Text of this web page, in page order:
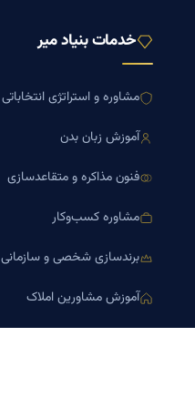
خدمات بنیاد میر
مشاوره و استراتژی انتخاباتی
آموزش زبان بدن
فنون مذاکره و متقاعدسازی
مشاوره کسب‌وکار
برندسازی شخصی و سازمانی
آموزش مشاورین املاک